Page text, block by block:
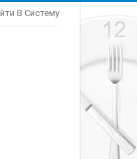
В Систему